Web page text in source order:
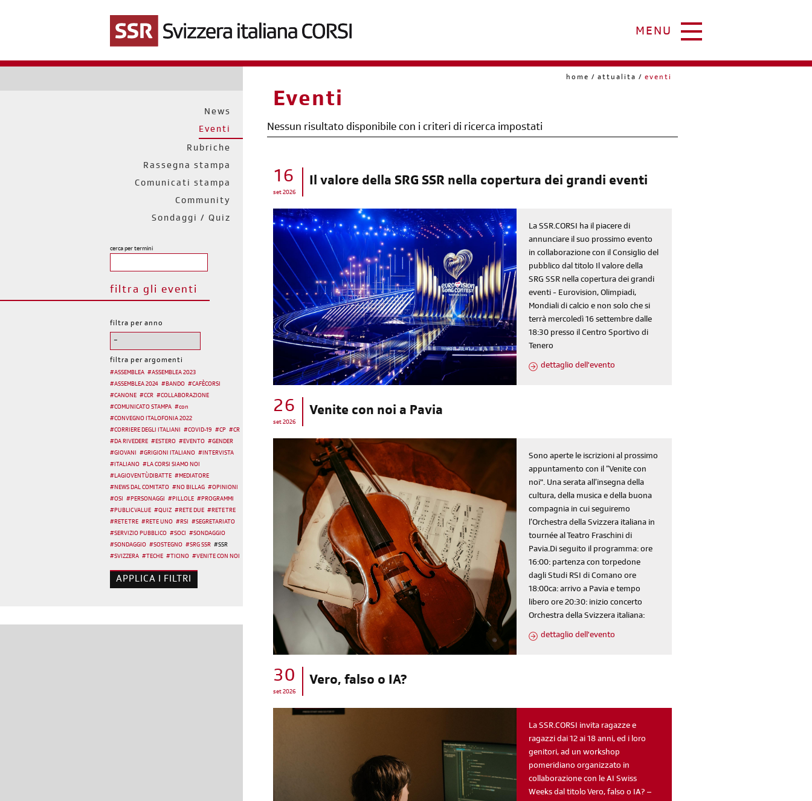
MENU
sondaggi
di' la tua
login
area riservata
News
Eventi
Rubriche
Rassegna stampa
Comunicati stampa
Community
Sondaggi / Quiz
cerca per termini
filtra gli eventi
filtra per anno
filtra per argomenti
#ASSEMBLEA #ASSEMBLEA 2023
#ASSEMBLEA 2024 #BANDO #CAFÈCORSI
#CANONE #CCR #COLLABORAZIONE
#COMUNICATO STAMPA #con
#CONVEGNO ITALOFONIA 2022
#CORRIERE DEGLI ITALIANI #COVID-19 #CP #CR
#DA RIVEDERE #ESTERO #EVENTO #GENDER
#GIOVANI #GRIGIONI ITALIANO #INTERVISTA
#ITALIANO #LA CORSI SIAMO NOI
#LAGIOVENTÙDIBATTE #MEDIATORE
#NEWS DAL COMITATO #NO BILLAG #OPINIONI
#OSI #PERSONAGGI #PILLOLE #PROGRAMMI
#PUBLIC VALUE #QUIZ #RETE DUE #RETE TRE
#RETE TRE #RETE UNO #RSI #SEGRETARIATO
#SERVIZIO PUBBLICO #SOCI #SONDAGGIO
#SONDAGGIO #SOSTEGNO #SRG SSR #SSR
#SVIZZERA # TECHE # TICINO #VENITE CON NOI
pane
home attualita eventi
Eventi
Nessun risultato disponibile con i criteri di ricerca impostati
16
set 2026
Il valore della SRG SSR nella copertura dei grandi eventi
La SSR.CORSI ha il piacere di
annunciare il suo prossimo evento
in collaborazione con il Consiglio del
pubblico dal titolo Il valore della
SRG SSR nella copertura dei grandi
eventi - Eurovision, Olimpiadi,
Mondiali di calcio e non solo che si
terrà mercoledì 16 settembre dalle
18:30 presso il Centro Sportivo di
Tenero
dettaglio dell'evento
26
set 2026
Venite con noi a Pavia
Sono aperte le iscrizioni al prossimo
appuntamento con il “Venite con
noi". Una serata all’insegna della
cultura, della musica e della buona
compagnia in cui seguiremo
l’Orchestra della Svizzera italiana in
tournée al Teatro Fraschini di
Pavia.Di seguito il programma: ore
16:00: partenza con torpedone
dagli Studi RSI di Comano ore
18:00ca: arrivo a Pavia e tempo
libero ore 20:30: inizio concerto
Orchestra della Svizzera italiana:
dettaglio dell'evento
30
set 2026
Vero, falso o IA?
La SSR.CORSI invita ragazze e
ragazzi dai 12 ai 18 anni, ed i loro
genitori, ad un workshop
pomeridiano organizzato in
collaborazione con le AI Swiss
Weeks dal titolo Vero, falso o IA? –